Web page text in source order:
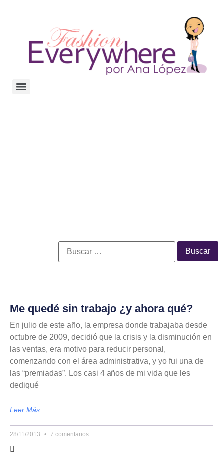
Me quedé sin trabajo ¿y ahora qué?
En julio de este año, la empresa donde trabajaba desde
octubre de 2009, decidió que la crisis y la disminución en
las ventas, era motivo para reducir personal,
comenzando con el área administrativa, y yo fui una de
las “premiadas”. Los casi 4 años de mi vida que les
dediqué
Leer Más
28/11/2013 7 comentarios